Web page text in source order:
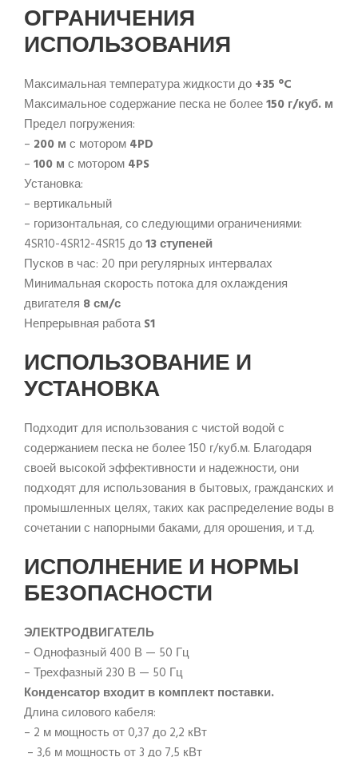
ОГРАНИЧЕНИЯ
ИСПОЛЬЗОВАНИЯ
Максимальная температура жидкости до +35 °C
Максимальное содержание песка не более150 г/куб. м
Предел погружения:
– 200 м с мотором 4PD
– 100 м с мотором 4PS
Установка:
– вертикальный
– горизонтальная, со следующими ограничениями:
4SR10-4SR12-4SR15 до13 ступеней
Пусков в час: 20 при регулярных интервалах
Минимальная скорость потока для охлаждения
двигателя 8 см/с
Непрерывная работаS1
ИСПОЛЬЗОВАНИЕ И
УСТАНОВКА
Подходит для использования с чистой водой с
содержанием песка не более 150 г/куб.м. Благодаря
своей высокой эффективности и надежности, они
подходят для использования в бытовых, гражданских и
промышленных целях, таких как распределение воды в
сочетании с напорными баками, для орошения, и т.д.
ИСПОЛНЕНИЕ И НОРМЫ
БЕЗОПАСНОСТИ
ЭЛЕКТРОДВИГАТЕЛЬ
– Однофазный 400 В — 50 Гц
– Трехфазный 230 В — 50 Гц
Конденсатор входит в комплект поставки.
Длина силового кабеля:
– 2 м мощность от 0,37 до 2,2 кВт
 – 3,6 м мощность от 3 до 7,5 кВт